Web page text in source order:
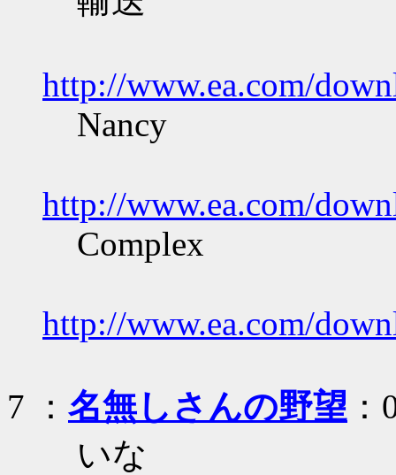
http://www.ea.com/
Nancy
http://www.ea.com/
Complex
http://www.ea.com/
7 ： 名無しさんの野望
い